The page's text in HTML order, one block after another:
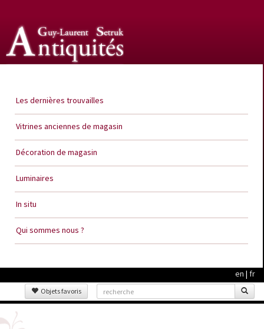
Les dernières trouvailles
Vitrines anciennes de magasin
Décoration de magasin
Luminaires
In situ
Qui sommes nous ?
en | fr
Objets favoris